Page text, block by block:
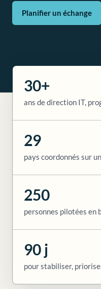
Planifier un échange
30+
ans de direction IT,
29
pays coordonnés sur
250
personnes pilotées en
90 j
pour stabiliser,